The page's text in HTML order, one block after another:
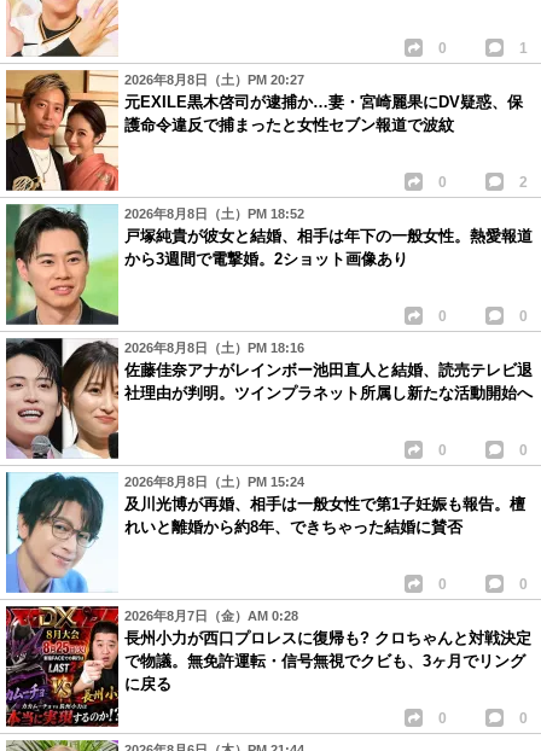
0 1
2026年8月8日（土）PM 20:27
元EXILE黒木啓司が逮捕か…妻・宮崎麗果にDV疑惑、保
護命令違反で捕まったと女性セブン報道で波紋
0 2
2026年8月8日（土）PM 18:52
戸塚純貴が彼女と結婚、相手は年下の一般女性。熱愛報道
から3週間で電撃婚。2ショット画像あり
0 0
2026年8月8日（土）PM 18:16
佐藤佳奈アナがレインボー池田直人と結婚、読売テレビ退
社理由が判明。ツインプラネット所属し新たな活動開始へ
0 0
2026年8月8日（土）PM 15:24
及川光博が再婚、相手は一般女性で第1子妊娠も報告。檀
れいと離婚から約8年、できちゃった結婚に賛否
0 0
2026年8月7日（金）AM 0:28
長州小力が西口プロレスに復帰も? クロちゃんと対戦決定
で物議。無免許運転・信号無視でクビも、3ヶ月でリング
に戻る
0 0